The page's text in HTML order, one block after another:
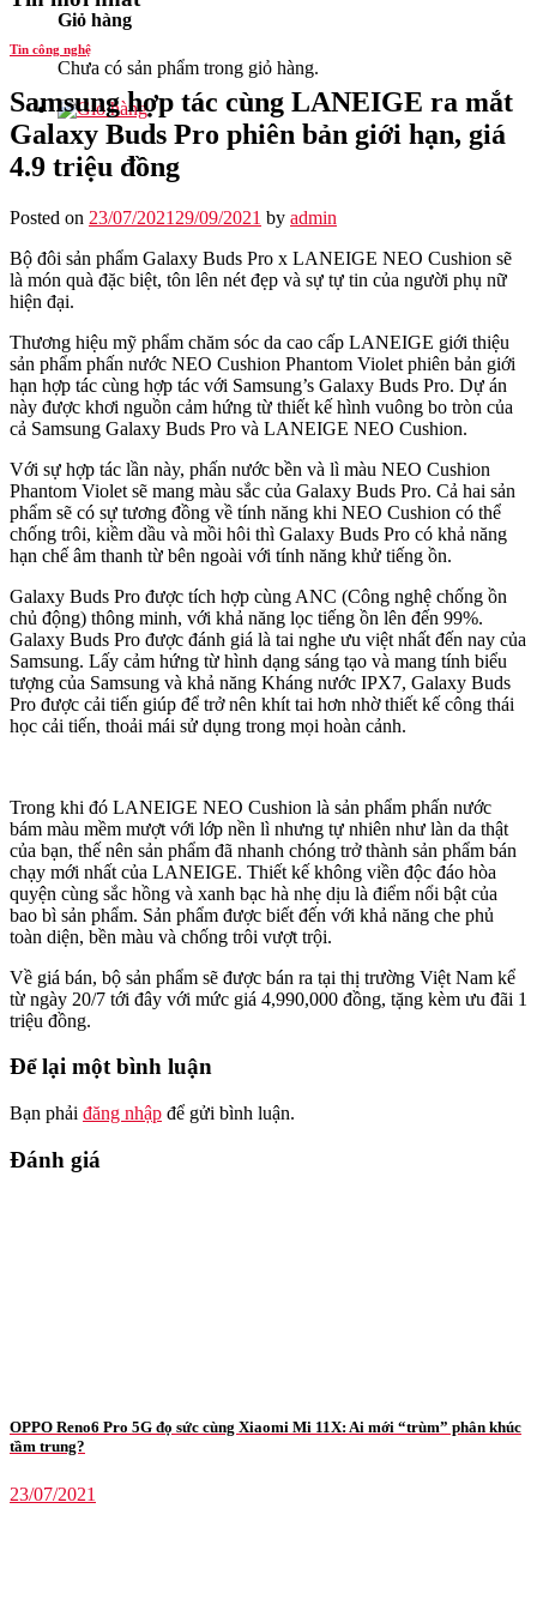
Giỏ hàng
Chưa có sản phẩm trong giỏ hàng.
Tin công nghệ
Samsung hợp tác cùng LANEIGE ra mắt
Galaxy Buds Pro phiên bản giới hạn, giá
4.9 triệu đồng
Posted on 23/07/2021 29/09/2021 by admin
Bộ đôi sản phẩm Galaxy Buds Pro x LANEIGE NEO Cushion sẽ
là món quà đặc biệt, tôn lên nét đẹp và sự tự tin của người phụ nữ
hiện đại.
Thương hiệu mỹ phẩm chăm sóc da cao cấp LANEIGE giới thiệu
sản phẩm phấn nước NEO Cushion Phantom Violet phiên bản giới
hạn hợp tác cùng hợp tác với Samsung’s Galaxy Buds Pro. Dự án
này được khơi nguồn cảm hứng từ thiết kế hình vuông bo tròn của
cả Samsung Galaxy Buds Pro và LANEIGE NEO Cushion.
Với sự hợp tác lần này, phấn nước bền và lì màu NEO Cushion
Phantom Violet sẽ mang màu sắc của Galaxy Buds Pro. Cả hai sản
phẩm sẽ có sự tương đồng về tính năng khi NEO Cushion có thể
chống trôi, kiềm dầu và mồi hôi thì Galaxy Buds Pro có khả năng
hạn chế âm thanh từ bên ngoài với tính năng khử tiếng ồn.
Galaxy Buds Pro được tích hợp cùng ANC (Công nghệ chống ồn
chủ động) thông minh, với khả năng lọc tiếng ồn lên đến 99%.
Galaxy Buds Pro được đánh giá là tai nghe ưu việt nhất đến nay của
Samsung. Lấy cảm hứng từ hình dạng sáng tạo và mang tính biểu
tượng của Samsung và khả năng Kháng nước IPX7, Galaxy Buds
Pro được cải tiến giúp để trở nên khít tai hơn nhờ thiết kế công thái
học cải tiến, thoải mái sử dụng trong mọi hoàn cảnh.
Trong khi đó LANEIGE NEO Cushion là sản phẩm phấn nước
bám màu mềm mượt với lớp nền lì nhưng tự nhiên như làn da thật
của bạn, thế nên sản phẩm đã nhanh chóng trở thành sản phẩm bán
chạy mới nhất của LANEIGE. Thiết kế không viền độc đáo hòa
quyện cùng sắc hồng và xanh bạc hà nhẹ dịu là điểm nổi bật của
bao bì sản phẩm. Sản phẩm được biết đến với khả năng che phủ
toàn diện, bền màu và chống trôi vượt trội.
Về giá bán, bộ sản phẩm sẽ được bán ra tại thị trường Việt Nam kể
từ ngày 20/7 tới đây với mức giá 4,990,000 đồng, tặng kèm ưu đãi 1
triệu đồng.
Để lại một bình luận
Bạn phải đăng nhập để gửi bình luận.
Đánh giá
OPPO Reno6 Pro 5G đọ sức cùng Xiaomi Mi 11X: Ai mới “trùm” phân khúc
tầm trung?
23/07/2021